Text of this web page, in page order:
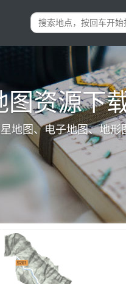
图资源下
地图、电子地图、地形